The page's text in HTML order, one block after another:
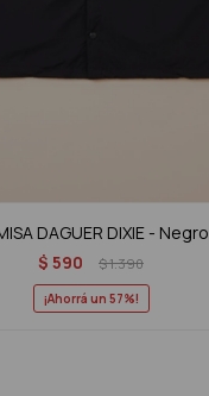
DAGUER DIXIE - Negro
$ 590 $1.390
57